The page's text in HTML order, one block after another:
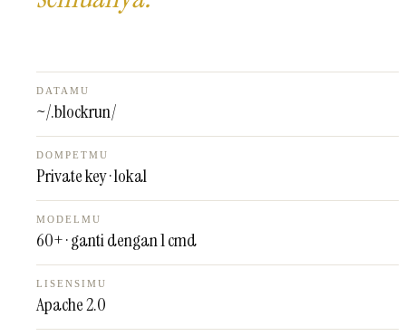
DATAMU
~/.blockrun/
DOMPETMU
Private key · lokal
MODELMU
60+ · ganti dengan 1 cmd
LISENSIMU
Apache 2.0